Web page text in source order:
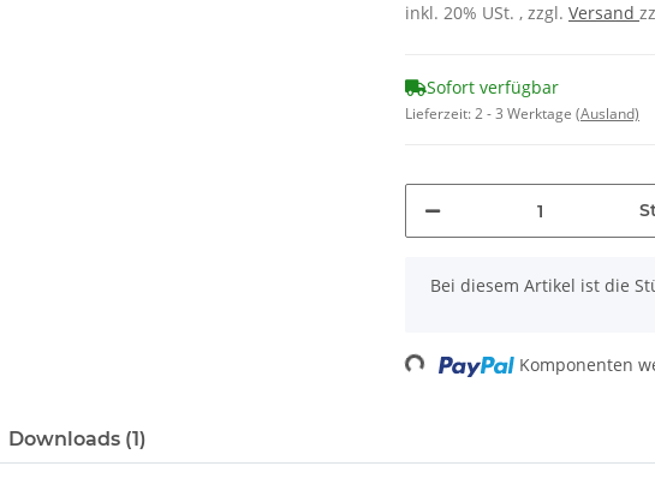
inkl. 20% USt. , zzgl. Versand
Sofort verfügbar
Lieferzeit:2 - 3 Werktage (Ausland)
x
Bei diesem Artikel ist die
Loading... Komponenten
Downloads (1)